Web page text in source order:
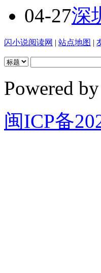
04-27深
闪小说阅读网 | 站点地图 |
Powered
闽ICP备